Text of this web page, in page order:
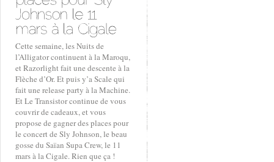
Cette semaine, les Nuits de
l’Alligator continuent à la Maroqu,
et Razorlight fait une descente à la
Flèche d’Or. Et puis y’a Scale qui
fait une release party à la Machine.
Et Le Transistor continue de vous
couvrir de cadeaux, et vous
propose de gagner des places pour
le concert de Sly Johnson, le beau
gosse du Saïan Supa Crew, le 11
mars à la Cigale. Rien que ça !